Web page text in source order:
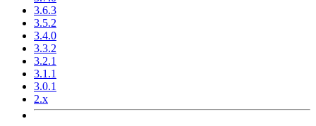
3.6.3
3.5.2
3.4.0
3.3.2
3.2.1
3.1.1
3.0.1
2.x